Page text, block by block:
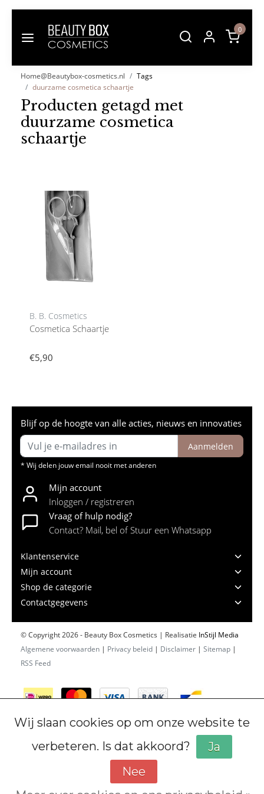
0
Home@Beautybox-cosmetics.nl
Tags
duurzame cosmetica schaartje
Producten getagd met
duurzame cosmetica
schaartje
B. B. Cosmetics
Cosmetica Schaartje
€5,90
Blijf op de hoogte van alle acties, nieuws en innovaties
Aanmelden
* Wij delen jouw email nooit met anderen
Mijn account
Inloggen / registreren
Vraag of hulp nodig?
Contact? Mail, bel of Stuur een Whatsapp
Klantenservice
Mijn account
Shop de categorie
Contactgegevens
© Copyright 2026 - Beauty Box Cosmetics | Realisatie InStijl Media
Algemene voorwaarden | Privacy beleid | Disclaimer | Sitemap |
RSS Feed
Wij slaan cookies op om onze website te
verbeteren. Is dat akkoord?
Ja
Nee